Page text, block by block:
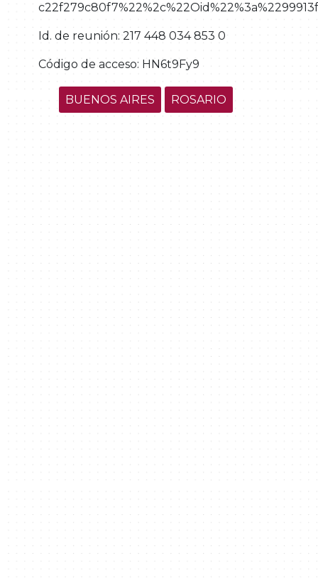
Id. de reunión: 217 448 034 853 0
Código de acceso: HN6t9Fy9
BUENOS AIRES ROSARIO